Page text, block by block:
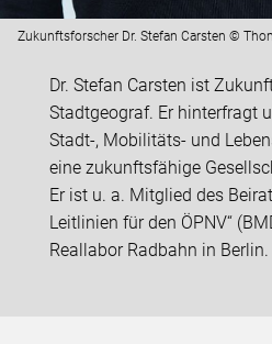
Zukunftsforscher Dr. Stefan Carsten ©
Dr. Stefan Carsten ist
Stadtgeograf. Er hinterfragt
Stadt-, Mobilitäts- und
eine zukunftsfähige
Er ist u. a. Mitglied des
Leitlinien für den ÖPNV“
Reallabor Radbahn in Berlin.